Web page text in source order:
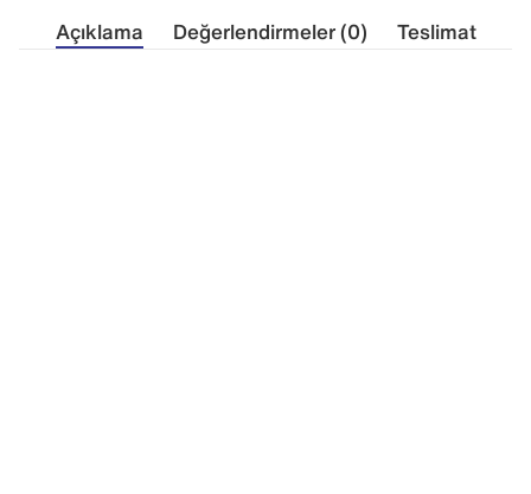
Açıklama Değerlendirmeler (0) Teslimat